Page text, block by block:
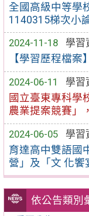
全國高級中等學
1140315梯次小
2024-11-18
學習
【學習歷程檔
2024-06-11
學習
國立臺東專科學
農業提案競賽」
2024-06-05
學習
育達高中雙語國
營」及「文 化饗
依公告類別